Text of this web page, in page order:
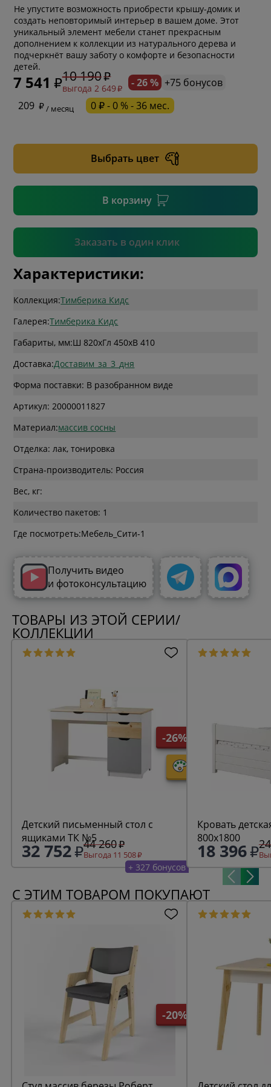
Не упустите возможность приобрести крышу-домик и
создать неповторимый интерьер в вашем доме. Этот
уникальный элемент мебели станет прекрасным
дополнением к коллекции из натурального дерева и
подчеркнёт вашу заботу о комфорте и безопасности
детей.
7 541 10 190
выгода 2 649 - 26 % +75 бонусов
209
/ месяц 0 ₽ - 0 % - 36 мес.
Выбрать цвет
В корзину
Заказать в один клик
* обязательное поле
* необязательное поле
Подтвердить
Характеристики:
Коллекция:Тимберика Кидс
Галерея:Тимберика Кидс
Габариты, мм:Ш 820xГл 450xВ 410
Доставка:Доставим_за_3_дня
Форма поставки: В разобранном виде
Артикул: 20000011827
Материал:массив сосны
Отделка: лак, тонировка
Страна-производитель: Россия
Вес, кг:
Количество пакетов: 1
Где посмотреть:
Получить видео
и фотоконсультацию
ТОВАРЫ ИЗ ЭТОЙ СЕРИИ/
КОЛЛЕКЦИИ
-26%
Детский письменный стол с
ящиками ТК №5
32 752 44 260
Выгода 11 508
+ 327 бонусов
Кровать
800х1800
18 396
С ЭТИМ ТОВАРОМ ПОКУПАЮТ
-20%